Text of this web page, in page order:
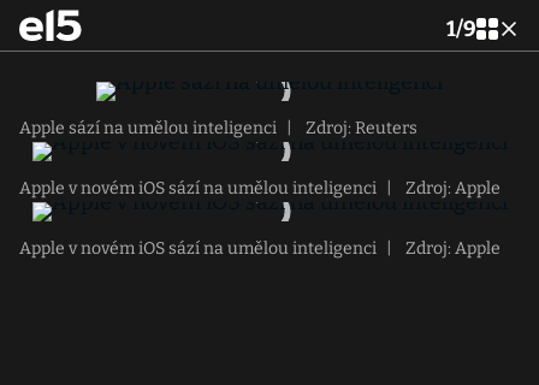
1/9
Apple sází na umělou inteligenci Zdroj: Reuters
Apple v novém iOS sází na umělou inteligenci Zdroj: Apple
Apple v novém iOS sází na umělou inteligenci Zdroj: Apple